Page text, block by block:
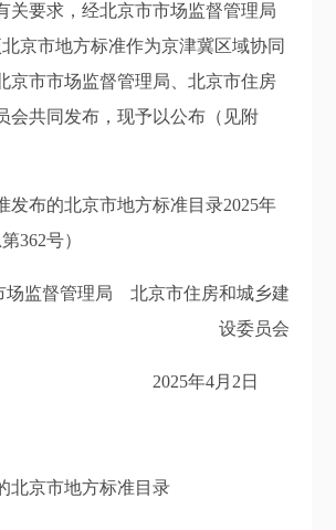
关要求，经北京市市场监督管理局
京市地方标准作为京津冀区域协同
京市市场监督管理局、北京市住房
会共同发布，现予以公布（见附
布的北京市地方标准目录2025年
362号）
监督管理局 北京市住房和城乡建
设委员会
2025年4月2日
京市地方标准目录